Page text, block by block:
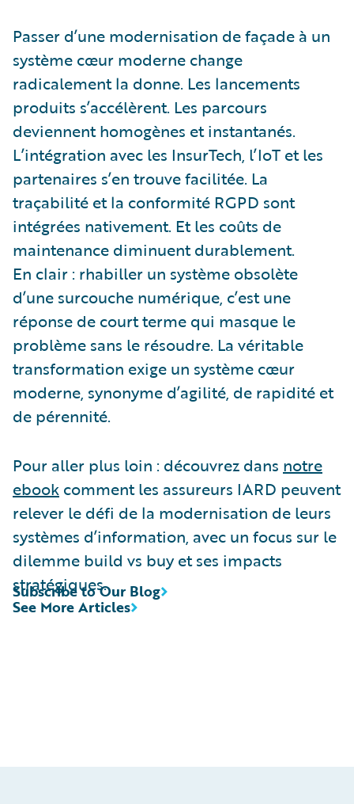
Passer d’une modernisation de façade à un
système cœur moderne change
radicalement la donne. Les lancements
produits s’accélèrent. Les parcours
deviennent homogènes et instantanés.
L’intégration avec les InsurTech, l’IoT et les
partenaires s’en trouve facilitée. La
traçabilité et la conformité RGPD sont
intégrées nativement. Et les coûts de
maintenance diminuent durablement.
En clair : rhabiller un système obsolète
d’une surcouche numérique, c’est une
réponse de court terme qui masque le
problème sans le résoudre. La véritable
transformation exige un système cœur
moderne, synonyme d’agilité, de rapidité et
de pérennité.
Pour aller plus loin : découvrez dans notre
ebook comment les assureurs IARD peuvent
relever le défi de la modernisation de leurs
systèmes d’information, avec un focus sur le
dilemme build vs buy et ses impacts
stratégiques.
See More Articles
Subscribe to Our Blog